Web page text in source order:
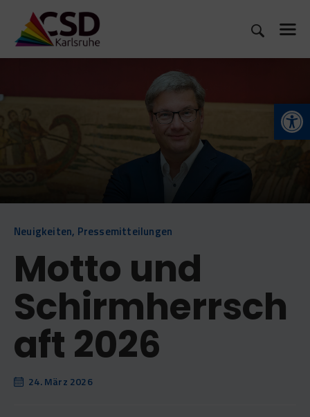
Open toolbar
CSD 2026
MITMACHEN
NEUIGKEITEN
KONTAKT
Neuigkeiten, Pressemitteilungen
Motto und
Schirmherrsch
aft 2026
24. März 2026